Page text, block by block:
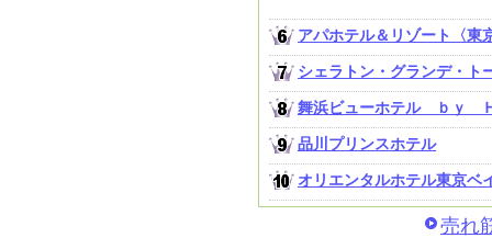
アパホテル＆リゾート〈東
シェラトン・グランデ・ト
舞浜ビューホテル ｂｙ Ｈ
品川プリンスホテル
オリエンタルホテル東京ベ
売れ